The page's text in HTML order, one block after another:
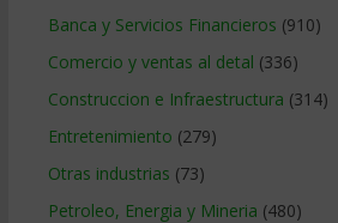
Banca y Servicios Financieros (910)
Comercio y ventas al detal (336)
Construccion e Infraestructura (314)
Entretenimiento (279)
Otras industrias (73)
Petroleo, Energia y Mineria (480)